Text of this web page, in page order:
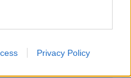
Privacy Policy